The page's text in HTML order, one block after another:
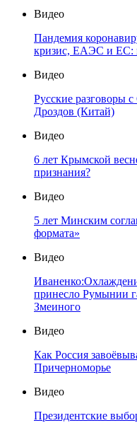
Видео
Пандемия
кризис, ЕАЭС и ЕС:
Видео
Русские разговоры
Дроздов (Китай)
Видео
6 лет Крымской
признания?
Видео
5 лет Минским
формата»
Видео
принесло Румынии
Змеиного
Видео
Как Россия
Причерноморье
Видео
Президентские